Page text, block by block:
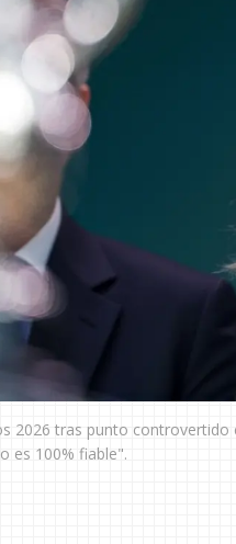
2026 tras punto
es 100% fiable".